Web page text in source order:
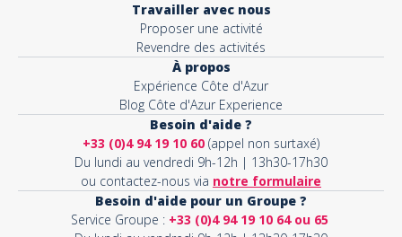
Travailler avec nous
Proposer une activité
Revendre des activités
À propos
Expérience Côte d'Azur
Blog Côte d'Azur Experience
Besoin d'aide ?
+33 (0)4 94 19 10 60 (appel non surtaxé)
Du lundi au vendredi 9h-12h | 13h30-17h30
ou contactez-nous via notre formulaire
Besoin d'aide pour un Groupe ?
Service Groupe : +33 (0)4 94 19 10 64 ou 65